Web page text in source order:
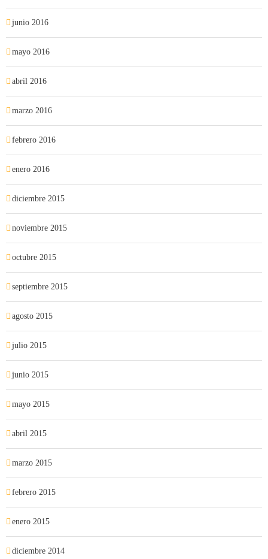
junio 2016
mayo 2016
abril 2016
marzo 2016
febrero 2016
enero 2016
diciembre 2015
noviembre 2015
octubre 2015
septiembre 2015
agosto 2015
julio 2015
junio 2015
mayo 2015
abril 2015
marzo 2015
febrero 2015
enero 2015
diciembre 2014